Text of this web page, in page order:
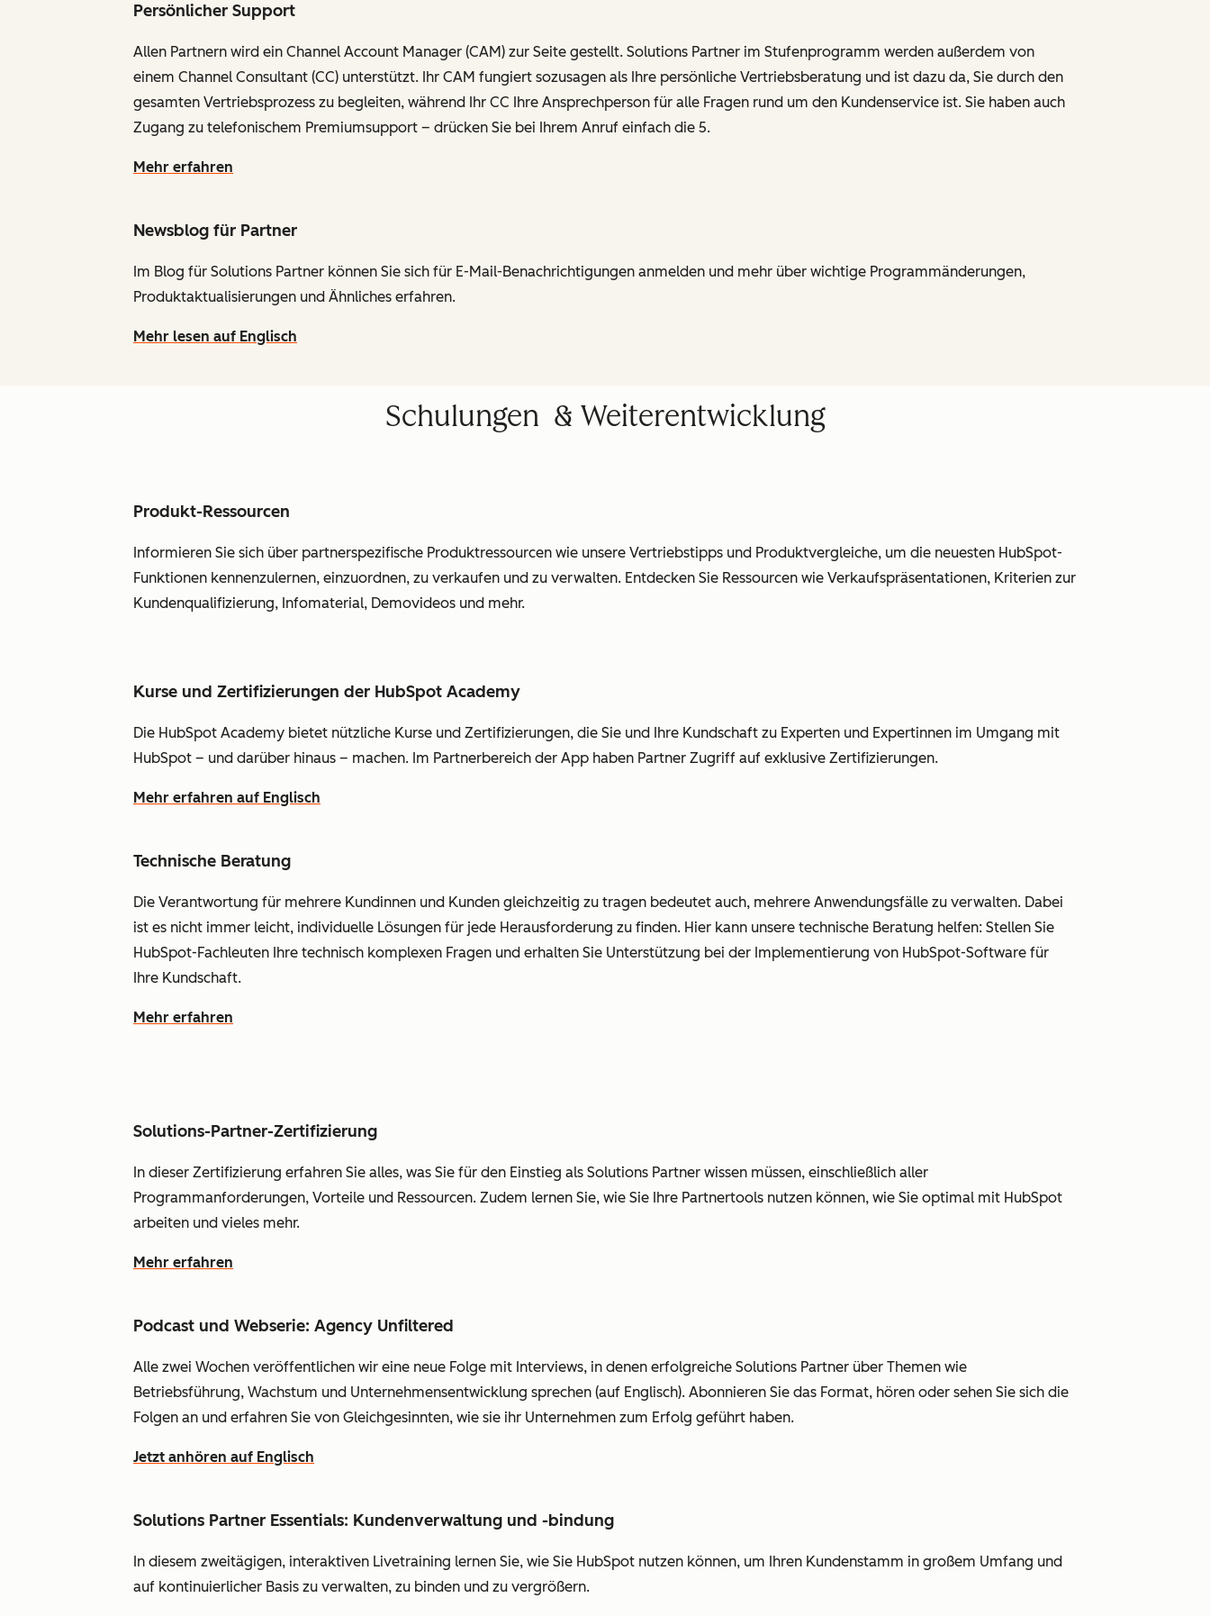
Persönlicher Support
Allen Partnern wird ein Channel Account Manager (CAM) zur Seite gestellt. Solutions Partner im Stufenprogramm werden außerdem von
einem Channel Consultant (CC) unterstützt. Ihr CAM fungiert sozusagen als Ihre persönliche Vertriebsberatung und ist dazu da, Sie durch den
gesamten Vertriebsprozess zu begleiten, während Ihr CC Ihre Ansprechperson für alle Fragen rund um den Kundenservice ist. Sie haben auch
Zugang zu telefonischem Premiumsupport – drücken Sie bei Ihrem Anruf einfach die 5.
Mehr erfahren
Newsblog für Partner
Im Blog für Solutions Partner können Sie sich für E-Mail-Benachrichtigungen anmelden und mehr über wichtige Programmänderungen,
Produktaktualisierungen und Ähnliches erfahren.
Mehr lesen auf Englisch
Schulungen & Weiterentwicklung
Produkt-Ressourcen
Informieren Sie sich über partnerspezifische Produktressourcen wie unsere Vertriebstipps und Produktvergleiche, um die neuesten HubSpot-
Funktionen kennenzulernen, einzuordnen, zu verkaufen und zu verwalten. Entdecken Sie Ressourcen wie Verkaufspräsentationen, Kriterien zur
Kundenqualifizierung, Infomaterial, Demovideos und mehr.
Kurse und Zertifizierungen der HubSpot Academy
Die HubSpot Academy bietet nützliche Kurse und Zertifizierungen, die Sie und Ihre Kundschaft zu Experten und Expertinnen im Umgang mit
HubSpot – und darüber hinaus – machen. Im Partnerbereich der App haben Partner Zugriff auf exklusive Zertifizierungen.
Mehr erfahren auf Englisch
Technische Beratung
Die Verantwortung für mehrere Kundinnen und Kunden gleichzeitig zu tragen bedeutet auch, mehrere Anwendungsfälle zu verwalten. Dabei
ist es nicht immer leicht, individuelle Lösungen für jede Herausforderung zu finden. Hier kann unsere technische Beratung helfen: Stellen Sie
HubSpot-Fachleuten Ihre technisch komplexen Fragen und erhalten Sie Unterstützung bei der Implementierung von HubSpot-Software für
Ihre Kundschaft.
Mehr erfahren
Solutions-Partner-Zertifizierung
In dieser Zertifizierung erfahren Sie alles, was Sie für den Einstieg als Solutions Partner wissen müssen, einschließlich aller
Programmanforderungen, Vorteile und Ressourcen. Zudem lernen Sie, wie Sie Ihre Partnertools nutzen können, wie Sie optimal mit HubSpot
arbeiten und vieles mehr.
Mehr erfahren
Podcast und Webserie: Agency Unfiltered
Alle zwei Wochen veröffentlichen wir eine neue Folge mit Interviews, in denen erfolgreiche Solutions Partner über Themen wie
Betriebsführung, Wachstum und Unternehmensentwicklung sprechen (auf Englisch). Abonnieren Sie das Format, hören oder sehen Sie sich die
Folgen an und erfahren Sie von Gleichgesinnten, wie sie ihr Unternehmen zum Erfolg geführt haben.
Jetzt anhören auf Englisch
Solutions Partner Essentials: Kundenverwaltung und -bindung
In diesem zweitägigen, interaktiven Livetraining lernen Sie, wie Sie HubSpot nutzen können, um Ihren Kundenstamm in großem Umfang und
auf kontinuierlicher Basis zu verwalten, zu binden und zu vergrößern.